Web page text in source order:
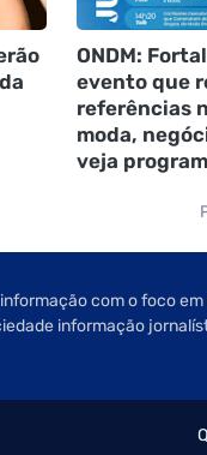
ONDM:
evento que
referências
moda,
veja
com o foco
informação